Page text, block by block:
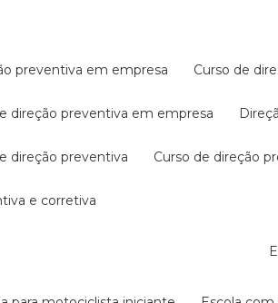
preventiva em empresa curso de
direção preventiva em empresa
direção preventiva curso de direção
e corretiva